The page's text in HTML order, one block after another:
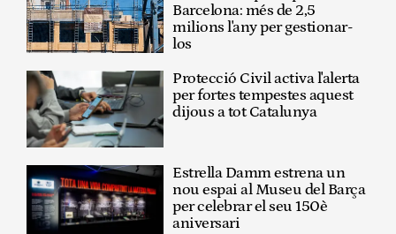
Barcelona: més de 2,5
milions l'any per gestionar-
los
Protecció Civil activa l'alerta
per fortes tempestes aquest
dijous a tot Catalunya
Estrella Damm estrena un
nou espai al Museu del Barça
per celebrar el seu 150è
aniversari